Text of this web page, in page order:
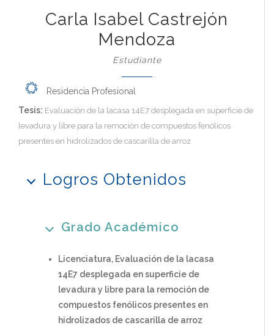
Carla Isabel Castrejón
Mendoza
Estudiante
Residencia Profesional
Tesis: Evaluación de la lacasa 14E7 desplegada en superficie de
levadura y libre para la remoción de compuestos fenólicos
presentes en hidrolizados de cascarilla de arroz
Logros Obtenidos
Grado Académico
Licenciatura, Evaluación de la lacasa
14E7 desplegada en superficie de
levadura y libre para la remoción de
compuestos fenólicos presentes en
hidrolizados de cascarilla de arroz